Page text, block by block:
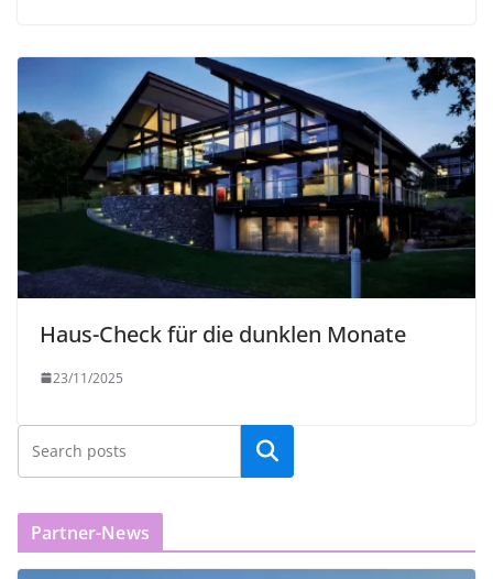
Haus-Check für die dunklen Monate
23/11/2025
Partner-News